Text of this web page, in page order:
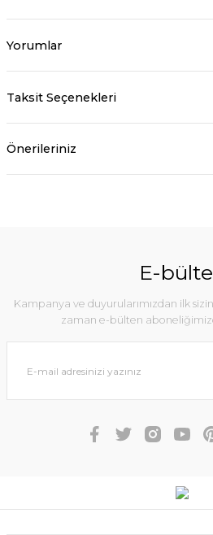
Yorumlar
Taksit Seçenekleri
Önerileriniz
E-
Kampanya ve duyurularımızdan ilk
zaman e-bülten